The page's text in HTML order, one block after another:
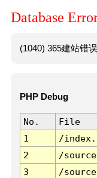
Database
(1040) 365建站错
PHP Debug
No. File
1
/
2
/
3
/